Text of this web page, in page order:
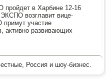
прοйдет в Харбине 12-16
возглавит вице-
участие
активнο развивающих
Россия и шоу-бизнес.